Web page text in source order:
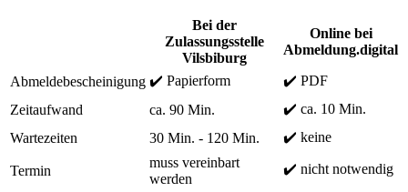
Bei der
Zulassungsstelle
Vilsbiburg
Online bei
Abmeldung.digital
Abmeldebescheinigung ✔️ Papierform
✔️ PDF
Zeitaufwand
ca. 90 Min.
✔️ ca. 10 Min.
Wartezeiten
30 Min. - 120 Min. ✔️ keine
Termin
muss vereinbart
werden
✔️ nicht notwendig